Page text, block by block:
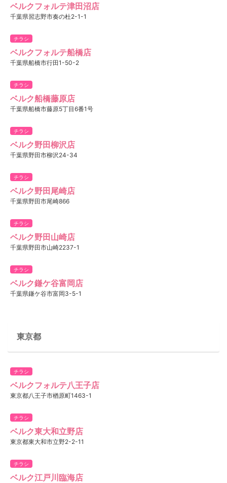
ベルクフォルテ津田沼店
千葉県習志野市奏の杜2-1-1
チラシ
ベルクフォルテ船橋店
千葉県船橋市行田1-50-2
チラシ
ベルク船橋藤原店
千葉県船橋市藤原5丁目6番1号
チラシ
ベルク野田柳沢店
千葉県野田市柳沢24-34
チラシ
ベルク野田尾崎店
千葉県野田市尾崎866
チラシ
ベルク野田山崎店
千葉県野田市山崎2237-1
チラシ
ベルク鎌ケ谷富岡店
千葉県鎌ケ谷市富岡3-5-1
東京都
チラシ
ベルクフォルテ八王子店
東京都八王子市楢原町1463-1
チラシ
ベルク東大和立野店
東京都東大和市立野2-2-11
チラシ
ベルク江戸川臨海店